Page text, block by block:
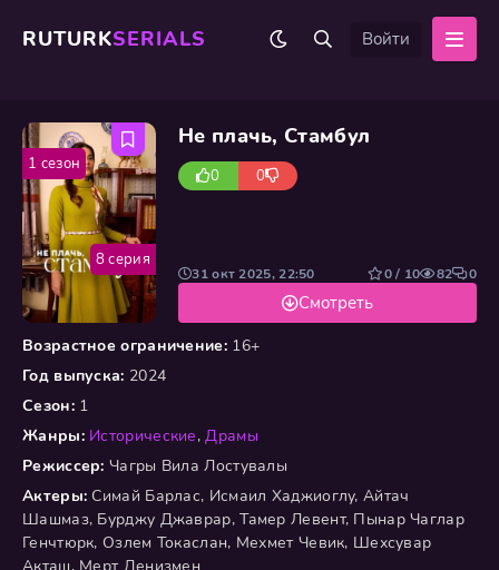
RUTURKSERIALS Войти
Не плачь, Стамбул
0 0
Возрастное ограничение:16+
Год выпуска: 2024
Сезон:1
Жанры: Исторические,Драмы
Режиссер: Чагры Вила Лостувалы
Актеры: Симай Барлас, Исмаил Хаджиоглу, Айтач
Шашмаз, Бурджу Джаврар, Тамер Левент, Пынар Чаглар
Генчтюрк, Озлем Токаслан, Мехмет Чевик, Шехсувар
Смотреть
31 окт 2025, 22:50 0 / 10 82 0
8 серия
1 сезон